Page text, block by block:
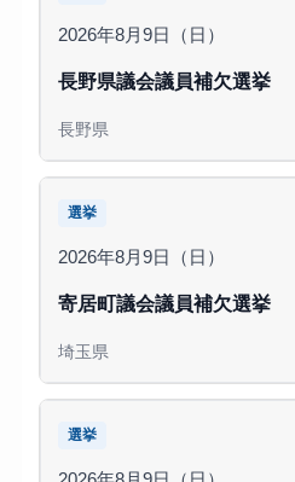
2026年8月9日（日）
長野県議会議員補欠選挙
長野県
選挙
2026年8月9日（日）
寄居町議会議員補欠選挙
埼玉県
選挙